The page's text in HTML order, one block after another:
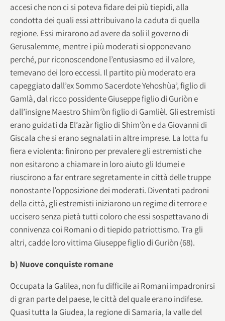
accesi che non ci si poteva fidare dei più tiepidi, alla
condotta dei quali essi attribuivano la caduta di quella
regione. Essi mirarono ad avere da soli il governo di
Gerusalemme, mentre i più moderati si opponevano
perché, pur riconoscendone l’entusiasmo ed il valore,
temevano dei loro eccessi. Il partito più moderato era
capeggiato dall’ex Sommo Sacerdote Yehoshùa’, figlio di
Gamlà, dal ricco possidente Giuseppe figlio di Guriòn e
dall’insigne Maestro Shim’òn figlio di Gamlièl. Gli estremisti
erano guidati da El’azàr figlio di Shim’òn e da Giovanni di
Giscala che si erano segnalati in altre imprese. La lotta fu
fiera e violenta: finirono per prevalere gli estremisti che
non esitarono a chiamare in loro aiuto gli Idumei e
riuscirono a far entrare segretamente in città delle truppe
nonostante l’opposizione dei moderati. Diventati padroni
della città, gli estremisti iniziarono un regime di terrore e
uccisero senza pietà tutti coloro che essi sospettavano di
connivenza coi Romani o di tiepido patriottismo. Tra gli
altri, cadde loro vittima Giuseppe figlio di Guriòn (68).
b) Nuove conquiste romane
Occupata la Galilea, non fu difficile ai Romani impadronirsi
di gran parte del paese, le città del quale erano indifese.
Quasi tutta la Giudea, la regione di Samaria, la valle del